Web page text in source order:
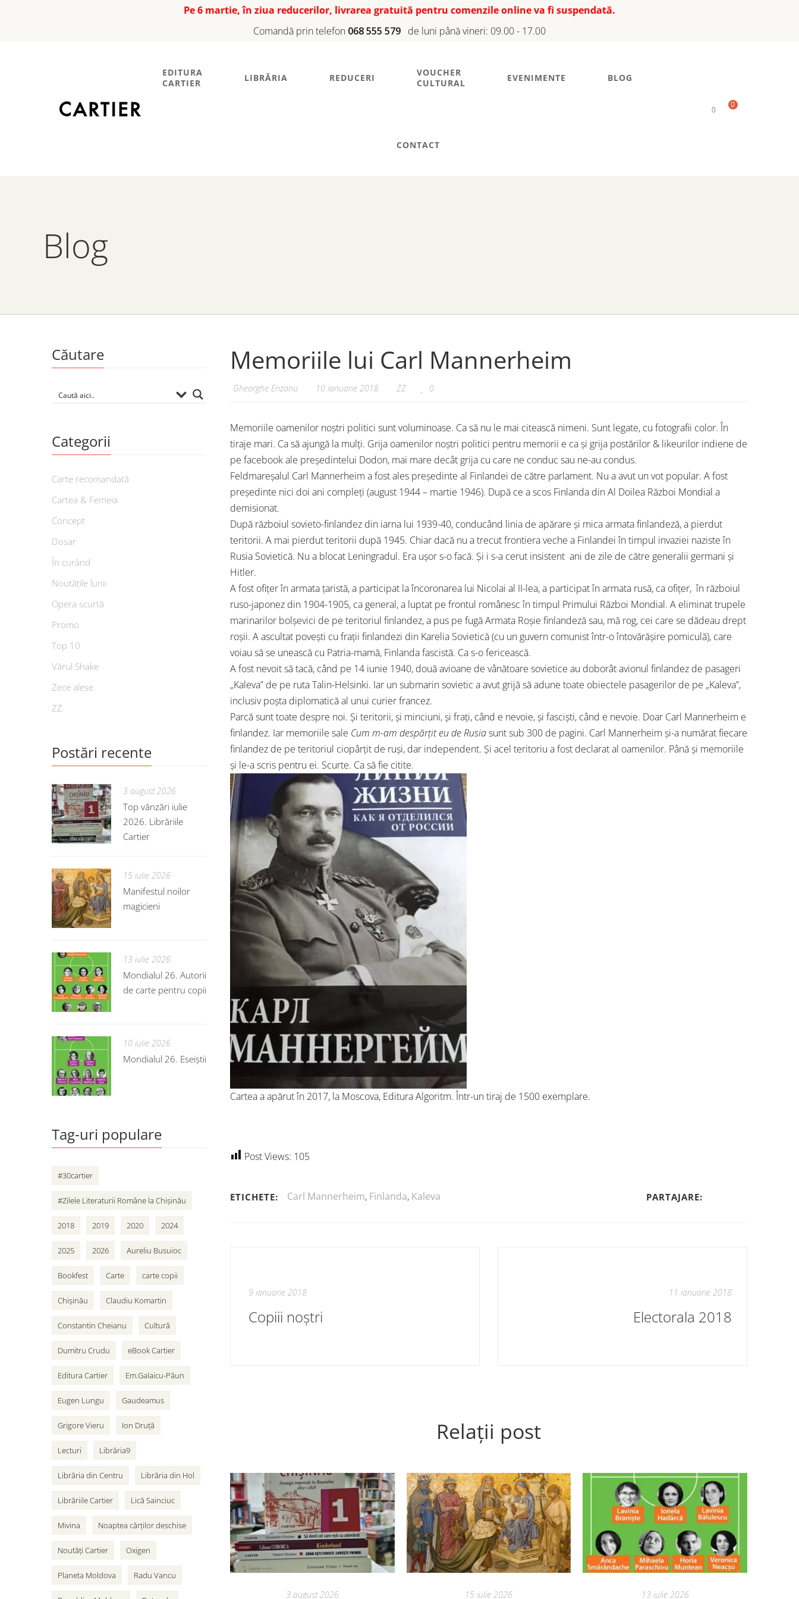
Pe 6 martie, în ziua reducerilor, livrarea gratuită pentru comenzile online va fi suspendată.
Comandă prin telefon 068 555 579 de luni până vineri: 09.00 - 17.00
EDITURA
CARTIER
LIBRĂRIA REDUCERI
VOUCHER
CULTURAL
EVENIMENTE BLOG
CONTACT
0
0
Blog
Memoriile lui Carl Mannerheim
Gheorghe Erizanu 10 ianuarie 2018 ZZ 0
Memoriile oamenilor noștri politici sunt voluminoase. Ca să nu le mai citească nimeni. Sunt legate, cu fotografii color. În
tiraje mari. Ca să ajungă la mulți. Grija oamenilor noștri politici pentru memorii e ca și grija postărilor & likeurilor indiene de
pe facebook ale președintelui Dodon, mai mare decât grija cu care ne conduc sau ne-au condus.
Feldmareșalul Carl Mannerheim a fost ales președinte al Finlandei de către parlament. Nu a avut un vot popular. A fost
președinte nici doi ani compleți (august 1944 – martie 1946). După ce a scos Finlanda din Al Doilea Război Mondial a
demisionat.
După războiul sovieto-finlandez din iarna lui 1939-40, conducând linia de apărare și mica armata finlandeză, a pierdut
teritorii. A mai pierdut teritorii după 1945. Chiar dacă nu a trecut frontiera veche a Finlandei în timpul invaziei naziste în
Rusia Sovietică. Nu a blocat Leningradul. Era ușor s-o facă. Și i s-a cerut insistent ani de zile de către generalii germani și
Hitler.
A fost ofițer în armata țaristă, a participat la încoronarea lui Nicolai al II-lea, a participat în armata rusă, ca ofițer, în războiul
ruso-japonez din 1904-1905, ca general, a luptat pe frontul românesc în timpul Primului Război Mondial. A eliminat trupele
marinarilor bolșevici de pe teritoriul finlandez, a pus pe fugă Armata Roșie finlandeză sau, mă rog, cei care se dădeau drept
roșii. A ascultat povești cu frații finlandezi din Karelia Sovietică (cu un guvern comunist într-o întovărășire pomiculă), care
voiau să se unească cu Patria-mamă, Finlanda fascistă. Ca s-o fericească.
A fost nevoit să tacă, când pe 14 iunie 1940, două avioane de vânătoare sovietice au doborât avionul finlandez de pasageri
„Kaleva” de pe ruta Talin-Helsinki. Iar un submarin sovietic a avut grijă să adune toate obiectele pasagerilor de pe „Kaleva”,
inclusiv poșta diplomatică al unui curier francez.
Parcă sunt toate despre noi. Și teritorii, și minciuni, și frați, când e nevoie, și fasciști, când e nevoie. Doar Carl Mannerheim e
finlandez. Iar memoriile sale Cum m-am despărțit eu de Rusiasunt sub 300 de pagini. Carl Mannerheim și-a numărat fiecare
finlandez de pe teritoriul ciopârțit de ruși, dar independent. Și acel teritoriu a fost declarat al oamenilor. Până și memoriile
și le-a scris pentru ei. Scurte. Ca să fie citite.
Cartea a apărut în 2017, la Moscova, Editura Algoritm. Într-un tiraj de 1500 exemplare.
Post Views: 105
ETICHETE: Carl Mannerheim, Finlanda, Kaleva PARTAJARE:
9 ianuarie 2018
Copiii noștri
11 ianuarie 2018
Electorala 2018
Relații post
3 august 2026 15 iulie 2026 13 iulie 2026
Căutare
Categorii
Carte recomandată
Cartea & Femeia
Concept
Dosar
În curând
Noutățile lunii
Opera scurtă
Promo
Top 10
Vărul Shake
Zece alese
ZZ
Postări recente
3 august 2026
Top vânzări iulie
2026. Librăriile
Cartier
15 iulie 2026
Manifestul noilor
magicieni
13 iulie 2026
Mondialul 26. Autorii
de carte pentru copii
10 iulie 2026
Mondialul 26. Eseiștii
Tag-uri populare
#30cartier
#Zilele Literaturii Române la Chișinău
2018 2019 2020 2024
2025 2026 Aureliu Busuioc
Bookfest Carte carte copii
Chișinău Claudiu Komartin
Constantin Cheianu Cultură
Dumitru Crudu eBook Cartier
Editura Cartier Em.Galaicu-Păun
Eugen Lungu Gaudeamus
Grigore Vieru Ion Druță
Lecturi Librăria9
Librăria din Centru Librăria din Hol
Librăriile Cartier Lică Sainciuc
Mivina Noaptea cărților deschise
Noutăți Cartier Oxigen
Planeta Moldova Radu Vancu